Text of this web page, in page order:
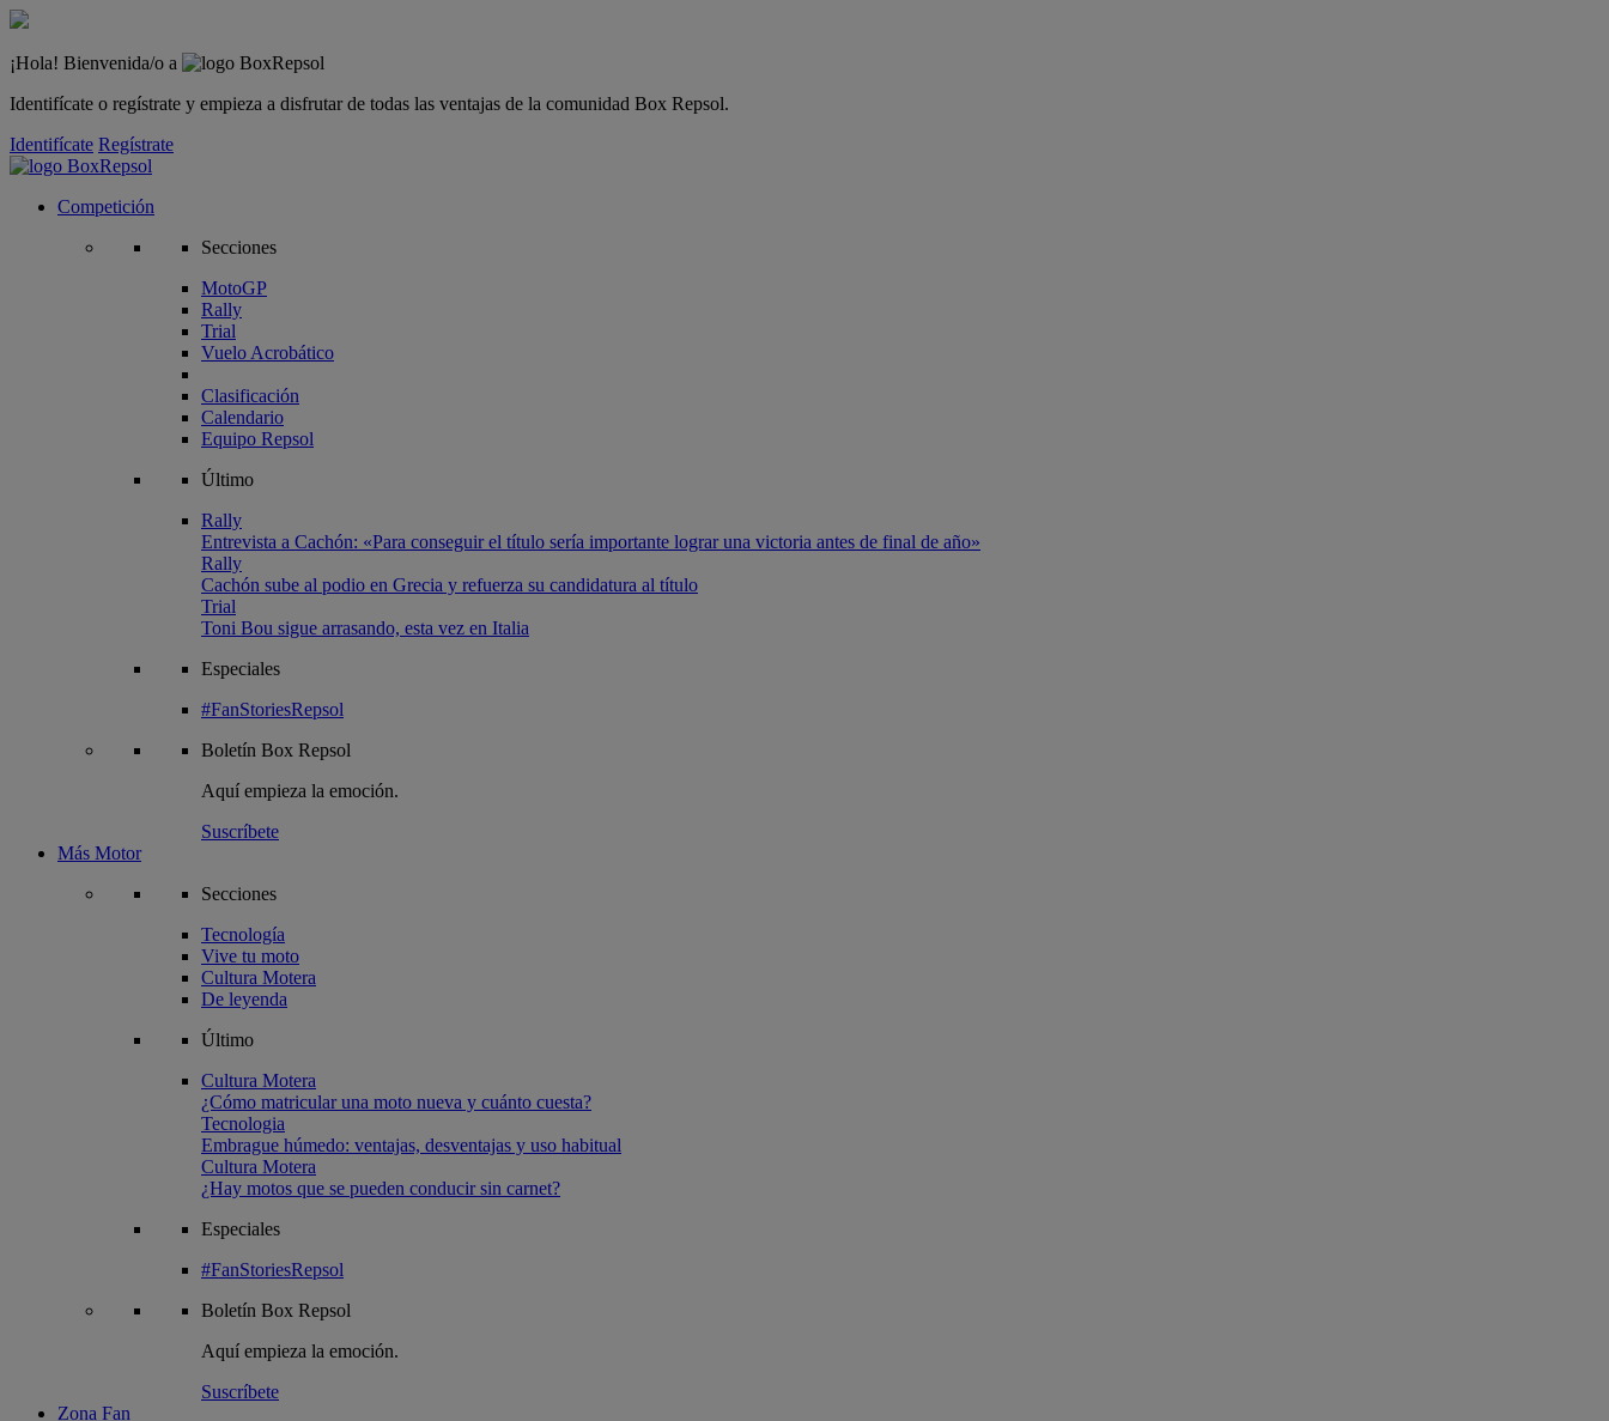
¡Hola! Bienvenida/o a
Identifícate o regístrate y empieza a disfrutar de todas las ventajas de la comunidad Box Repsol.
Identifícate Regístrate
Competición
Secciones
MotoGP
Rally
Trial
Vuelo Acrobático
Clasificación
Calendario
Equipo Repsol
Último
Rally
Entrevista a Cachón: «Para conseguir el título sería importante lograr una victoria antes de final de año»
Rally
Cachón sube al podio en Grecia y refuerza su candidatura al título
Trial
Toni Bou sigue arrasando, esta vez en Italia
Especiales
#FanStoriesRepsol
Boletín Box Repsol
Aquí empieza la emoción.
Suscríbete
Más Motor
Secciones
Tecnología
Vive tu moto
Cultura Motera
De leyenda
Último
Cultura Motera
¿Cómo matricular una moto nueva y cuánto cuesta?
Tecnologia
Embrague húmedo: ventajas, desventajas y uso habitual
Cultura Motera
¿Hay motos que se pueden conducir sin carnet?
Especiales
#FanStoriesRepsol
Boletín Box Repsol
Aquí empieza la emoción.
Suscríbete
Zona Fan